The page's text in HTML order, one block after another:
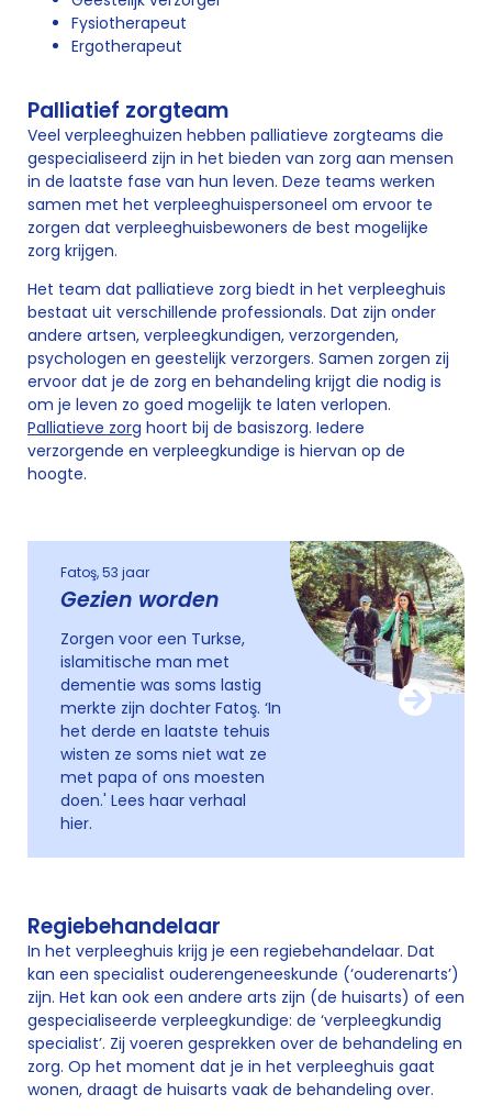
Fysiotherapeut
Ergotherapeut
Palliatief zorgteam
Veel verpleeghuizen hebben palliatieve zorgteams die
gespecialiseerd zijn in het bieden van zorg aan mensen
in de laatste fase van hun leven. Deze teams werken
samen met het verpleeghuispersoneel om ervoor te
zorgen dat verpleeghuisbewoners de best mogelijke
zorg krijgen.
Het team dat palliatieve zorg biedt in het verpleeghuis
bestaat uit verschillende professionals. Dat zijn onder
andere artsen, verpleegkundigen, verzorgenden,
psychologen en geestelijk verzorgers. Samen zorgen zij
ervoor dat je de zorg en behandeling krijgt die nodig is
om je leven zo goed mogelijk te laten verlopen.
Palliatieve zorg hoort bij de basiszorg. Iedere
verzorgende en verpleegkundige is hiervan op de
hoogte.
Fatoş, 53 jaar
Gezien worden
Zorgen voor een Turkse,
islamitische man met
dementie was soms lastig
merkte zijn dochter Fatoş. ‘In
het derde en laatste tehuis
wisten ze soms niet wat ze
met papa of ons moesten
doen.' Lees haar verhaal
hier.
Regiebehandelaar
In het verpleeghuis krijg je een regiebehandelaar. Dat
kan een specialist ouderengeneeskunde (‘ouderenarts’)
zijn. Het kan ook een andere arts zijn (de huisarts) of een
gespecialiseerde verpleegkundige: de ‘verpleegkundig
specialist’. Zij voeren gesprekken over de behandeling en
zorg. Op het moment dat je in het verpleeghuis gaat
wonen, draagt de huisarts vaak de behandeling over.